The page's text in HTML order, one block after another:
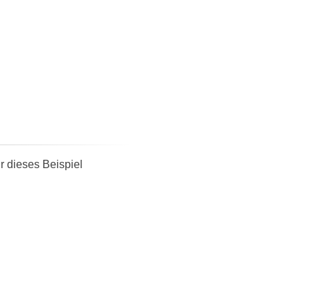
dieses Beispiel